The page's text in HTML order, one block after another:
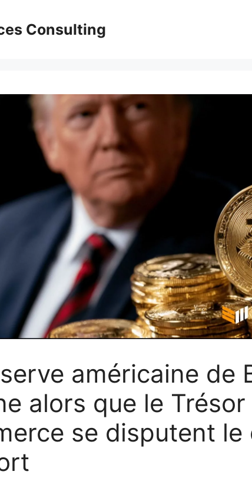
Consulting
américaine de
alors que le
se disputent le